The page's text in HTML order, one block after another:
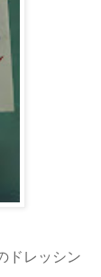
ドレッシン